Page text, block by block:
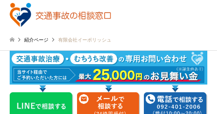
紹介ページ 有限会社イーポリッシュ